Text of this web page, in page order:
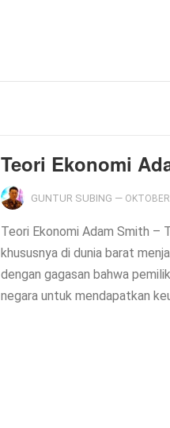
Teori Ekonomi
GUNTUR SUBING —
Teori Ekonomi Adam Smith –
khususnya di dunia barat
dengan gagasan bahwa
negara untuk mendapatkan